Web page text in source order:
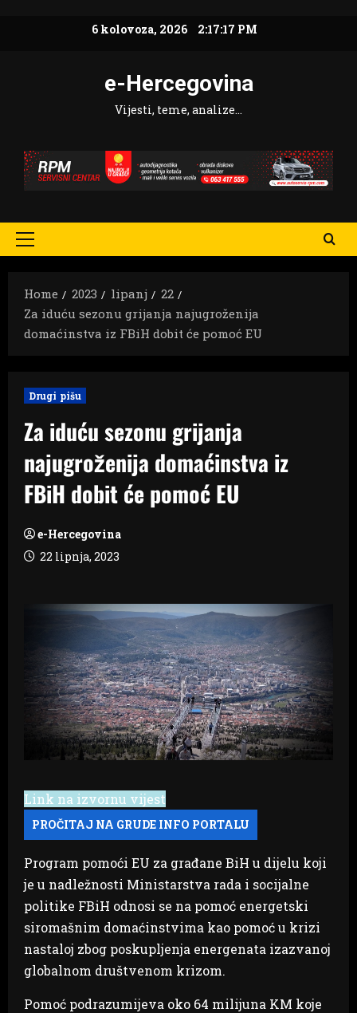
6 kolovoza, 2026 2:17:18 PM
e-Hercegovina
Vijesti, teme, analize…
Primary
Home
2023 lipanj
22
Za iduću sezonu grijanja najugroženija
domaćinstva iz FBiH dobit će pomoć EU
Drugi pišu
Za iduću sezonu grijanja
najugroženija domaćinstva iz
FBiH dobit će pomoć EU
e-Hercegovina
22 lipnja, 2023
Link na izvornu vijest
Program pomoći EU za građane BiH u dijelu koji
je u nadležnosti Ministarstva rada i socijalne
politike FBiH odnosi se na pomoć energetski
siromašnim domaćinstvima kao pomoć u krizi
nastaloj zbog poskupljenja energenata izazvanoj
globalnom društvenom krizom.
Pomoć podrazumijeva oko 64 milijuna KM koje